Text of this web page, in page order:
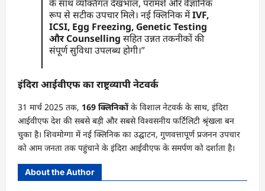
के साथ व्यक्तिगत देखभाल, परामर्श और वैज्ञानिक
रूप से सटीक उपचार मिले। नई क्लिनिक मेंIVF,
ICSI, Egg Freezing, Genetic Testing
और Counselling सहित उन्नत तकनीकों की
संपूर्ण सुविधा उपलब्ध होगी।”
इंदिरा आईवीएफ का राष्ट्रव्यापी नेटवर्क
31 मार्च 2025 तक, 169 क्लिनिकोंके विशाल नेटवर्क के साथ, इंदिरा
आईवीएफ देश की सबसे बड़ी और सबसे विश्वसनीय फर्टिलिटी श्रृंखला बन
चुका है। शिवमोग्गा में नई क्लिनिक का उद्घाटन, गुणवत्तापूर्ण प्रजनन उपचार
को आम जनता तक पहुंचाने के इंदिरा आईवीएफ के समर्पण को दर्शाता है।
About the Author